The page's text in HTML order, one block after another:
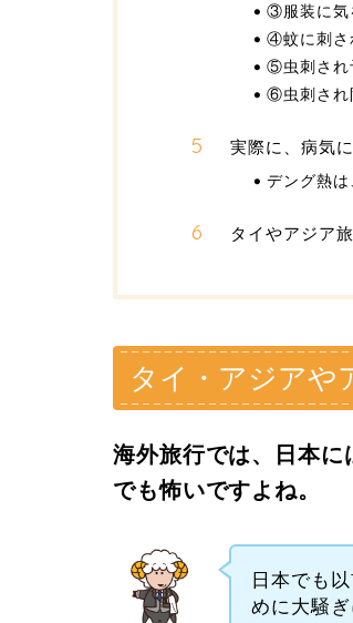
③服装に気
④蚊に刺さ
⑤虫刺され
⑥虫刺され
実際に、病気
デング熱は
タイやアジア
タイ・アジアや
海外旅行では、日本
でも怖いですよね。
日本でも
めに大騒